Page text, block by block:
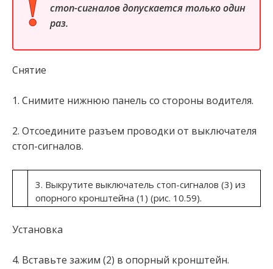
стоп-сигналов допускается только один
раз.
Снятие
1. Снимите нижнюю панель со стороны водителя.
2. Отсоедините разъем проводки от выключателя
стоп-сигналов.
3. Выкрутите выключатель стоп-сигналов (3) из
опорного кронштейна (1) (рис. 10.59).
Установка
4. Вставьте зажим (2) в опорный кронштейн.